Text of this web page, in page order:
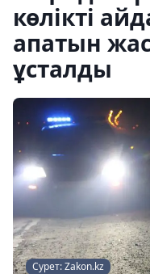
көлікті
апатын
ұсталды
Сурет: Zakon.kz